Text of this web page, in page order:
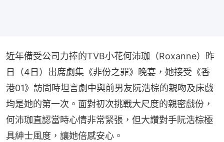
近年備受公司力捧的TVB小花何沛珈（Roxanne）昨
日（4日）出席劇集《非份之罪》晚宴，她接受《香
港01》訪問時坦言劇中與前男友阮浩棕的親吻及床戲
均是她的第一次。面對初次挑戰大尺度的親密戲份，
何沛珈直認當時心情非常緊張，但大讚對手阮浩棕極
具紳士風度，讓她倍感安心。